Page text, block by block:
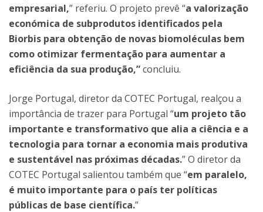
empresarial,” referiu. O projeto prevê “a valorização
económica de subprodutos identificados pela
Biorbis para obtenção de novas biomoléculas bem
como otimizar fermentação para aumentar a
eficiência da sua produção,”concluiu.
Jorge Portugal, diretor da COTEC Portugal, realçou a
importância de trazer para Portugal “um projeto tão
importante e transformativo que alia a ciência e a
tecnologia para tornar a economia mais produtiva
e sustentável nas próximas décadas.” O diretor da
COTEC Portugal salientou também que “em paralelo,
é muito importante para o país ter políticas
públicas de base científica.”